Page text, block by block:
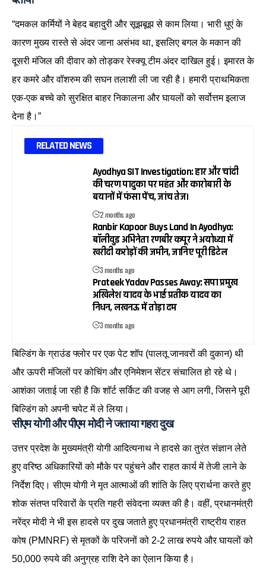
“दमकल कर्मियों ने बेहद बहादुरी और सूझबूझ से काम लिया। भारी धुएं के
कारण मुख्य रास्ते से अंदर जाना असंभव था, इसलिए बगल के मकान की
दूसरी मंजिल की दीवार को तोड़कर रेस्क्यू टीम अंदर दाखिल हुई। इमारत के
हर कमरे और वॉशरुम की सघन तलाशी ली जा रही है। हमारी प्राथमिकता
एक-एक बच्चे को सुरक्षित बाहर निकालना और घायलों को सर्वोत्तम इलाज
देना है।”
RELATED NEWS
Ayodhya SIT Investigation: हार और चांदी
की चरण पादुका पर महंत और कारोबारी के
बयानों में फंसा पेंच, जांच तेज।
2 months ago
Ranbir Kapoor Buys Land In Ayodhya:
बॉलीवुड अभिनेता रणबीर कपूर ने अयोध्या में
खरीदी करोड़ों की जमीन, जानिए पूरी डिटेल
3 months ago
Prateek Yadav Passes Away: सपा प्रमुख
अखिलेश यादव के भाई प्रतीक यादव का
निधन, लखनऊ में तोड़ा दम
3 months ago
बिल्डिंग के ग्राउंड फ्लोर पर एक पेट शॉप (पालतू जानवरों की दुकान) थी
और ऊपरी मंजिलों पर कोचिंग और एनिमेशन सेंटर संचालित हो रहे थे।
आशंका जताई जा रही है कि शॉर्ट सर्किट की वजह से आग लगी, जिसने पूरी
बिल्डिंग को अपनी चपेट में ले लिया।
सीएम योगी और पीएम मोदी ने जताया गहरा दुख
उत्तर प्रदेश के मुख्यमंत्री योगी आदित्यनाथ ने हादसे का तुरंत संज्ञान लेते
हुए वरिष्ठ अधिकारियों को मौके पर पहुंचने और राहत कार्य में तेजी लाने के
निर्देश दिए। सीएम योगी ने मृत आत्माओं की शांति के लिए प्रार्थना करते हुए
शोक संतप्त परिवारों के प्रति गहरी संवेदना व्यक्त की है। वहीं, प्रधानमंत्री
नरेंद्र मोदी ने भी इस हादसे पर दुख जताते हुए प्रधानमंत्री राष्ट्रीय राहत
कोष (PMNRF) से मृतकों के परिजनों को 2-2 लाख रुपये और घायलों को
50,000 रुपये की अनुग्रह राशि देने का ऐलान किया है।